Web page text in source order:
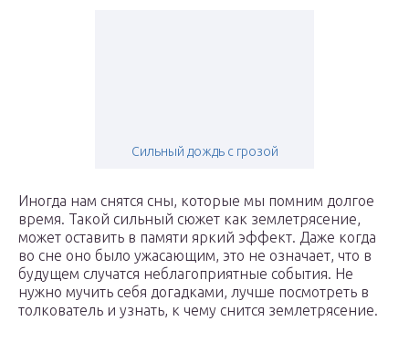
Сильный дождь с грозой
Иногда нам снятся сны, которые мы помним долгое
время. Такой сильный сюжет как землетрясение,
может оставить в памяти яркий эффект. Даже когда
во сне оно было ужасающим, это не означает, что в
будущем случатся неблагоприятные события. Не
нужно мучить себя догадками, лучше посмотреть в
толкователь и узнать, к чему снится землетрясение.